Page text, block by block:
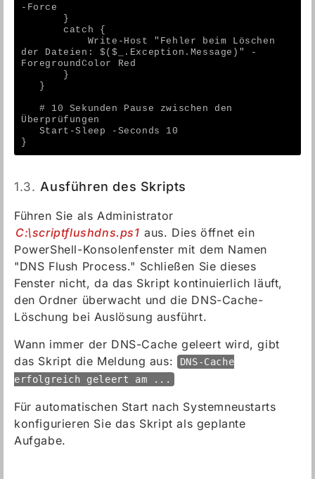
-Force
       }
       catch {
der Dateien: $($_.Exception.Message)" -
ForegroundColor Red
       }
   }
Überprüfungen
   Start-Sleep -Seconds 10
}
1.3. Ausführen des Skripts
Führen Sie als Administrator
C:\scriptflushdns.ps1 aus. Dies öffnet ein
PowerShell-Konsolenfenster mit dem Namen
"DNS Flush Process." Schließen Sie dieses
Fenster nicht, da das Skript kontinuierlich läuft,
den Ordner überwacht und die DNS-Cache-
Löschung bei Auslösung ausführt.
Wann immer der DNS-Cache geleert wird, gibt
das Skript die Meldung aus:
DNS-Cache
erfolgreich geleert am ...
Für automatischen Start nach Systemneustarts
konfigurieren Sie das Skript als geplante
Aufgabe.